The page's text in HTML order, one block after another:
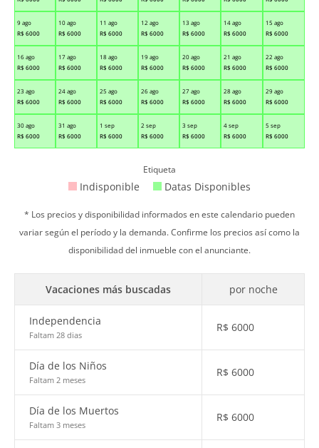
9 ago
R$ 6000
10 ago
R$ 6000
11 ago
R$ 6000
12 ago
R$ 6000
13 ago
R$ 6000
14 ago
R$ 6000
15 ago
R$ 6000
16 ago
R$ 6000
17 ago
R$ 6000
18 ago
R$ 6000
19 ago
R$ 6000
20 ago
R$ 6000
21 ago
R$ 6000
22 ago
R$ 6000
23 ago
R$ 6000
24 ago
R$ 6000
25 ago
R$ 6000
26 ago
R$ 6000
27 ago
R$ 6000
28 ago
R$ 6000
29 ago
R$ 6000
30 ago
R$ 6000
31 ago
R$ 6000
1 sep
R$ 6000
2 sep
R$ 6000
3 sep
R$ 6000
4 sep
R$ 6000
5 sep
R$ 6000
Etiqueta
Indisponible Datas Disponibles
* Los precios y disponibilidad informados en este calendario pueden
variar según el período y la demanda. Confirme los precios así como la
disponibilidad del inmueble con el anunciante.
Vacaciones más buscadas por noche
Independencia
Faltam 28 dias
R$ 6000
Día de los Niños
Faltam 2 meses
R$ 6000
Día de los Muertos
Faltam 3 meses
R$ 6000